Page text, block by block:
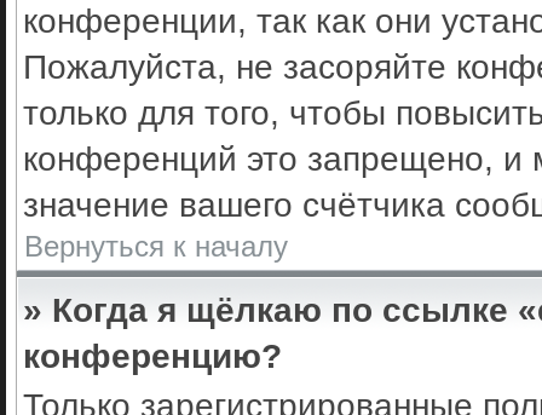
конференции, так как они
Пожалуйста, не засоряйте
только для того, чтобы
конференций это запрещено, и
значение вашего счётчика
Вернуться к началу
» Когда я щёлкаю по ссылке
конференцию?
Только зарегистрированные